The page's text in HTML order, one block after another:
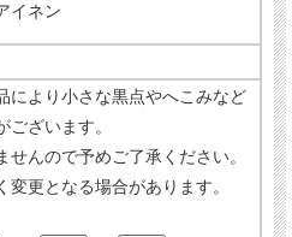
イネン
により小さな黒点やへこみなど
ざいます。
せんので予めご了承ください。
変更となる場合があります。